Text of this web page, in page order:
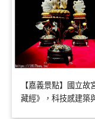
【嘉義景點】國立
藏經》，科技感建築